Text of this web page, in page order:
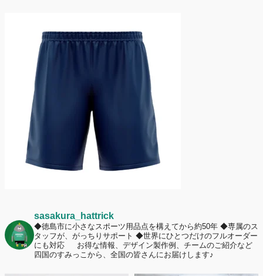
名前入りユニフォームで子どもの自信が「プラスになった」と感じた保
護者は約67%！「やや高いと感じたが納得して購入した」と価値を実感
する声も32.7%に！
2026年6月15日
応援ユニフォーム、約53％が「会場に一体感があってよい」と回答。チ
ームへの愛情が伝わる応援スタイルとは？
sasakura_hattrick
◆徳島市に小さなスポーツ用品点を構えてから約50年 ◆専属のス
タッフが、がっちりサポート ◆世界にひとつだけのフルオーダー
にも対応
お得な情報、デザイン製作例、チームのご紹介など
四国のすみっこから、全国の皆さんにお届けします♪